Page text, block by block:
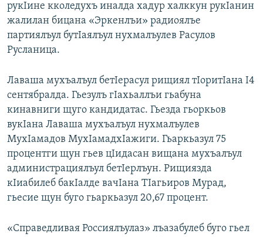
рукIине кколедухъ иналда хадур халккун рукIанин
жалилан бицана «Эркенлъи» радиоялъе
партиялъул бутIаялъул нухмалъулев Расулов
Русланица.
Лаваша мухъалъул бетIерасул рищиял тIоритIана I4
сентябралда. Гьезулъ гIахьаллъи гьабуна
кинавниги щуго кандидатас. Гьезда гьоркьов
вукIана Лаваша мухъалъул нухмалъулев
МухIамадов МухIамадхIажиги. Гьаркьазул 75
процентги щун гьев цIидасан вищана мухъалъул
администрациялъул бетIерлъун. Рищиязда
кIиабилеб бакIалде вачIана ТIагьиров Мурад,
гьесие щун буго гьаркьазул 20,67 процент.
«Справедливая Россиялъулаз» лъазабулеб буго гьел